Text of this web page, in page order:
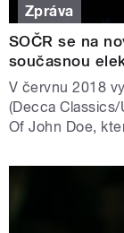
Zpráva
SOČR se na
současnou
V červnu 2018
(Decca
Of John Doe,